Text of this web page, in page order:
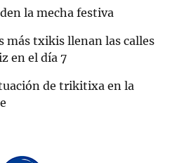
la mecha festiva
más txikis llenan las calles
en el día 7
de trikitixa en la